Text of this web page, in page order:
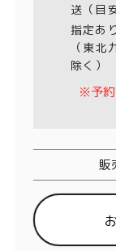
送（目
指定あ
（東
除く）
※予約
販